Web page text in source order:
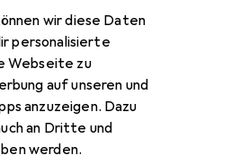
wir diese Daten
personalisierte
Webseite zu
auf unseren und
anzuzeigen. Dazu
an Dritte und
werden.